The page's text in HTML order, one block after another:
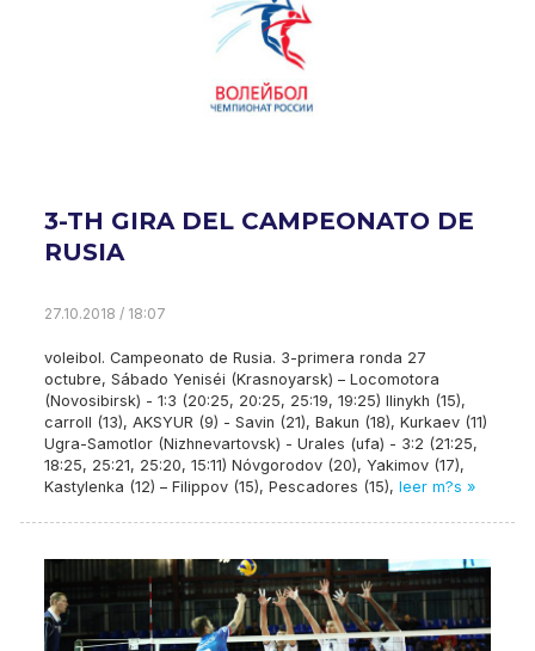
3-TH GIRA DEL CAMPEONATO DE
RUSIA
27.10.2018 / 18:07
voleibol. Campeonato de Rusia. 3-primera ronda 27
octubre, Sábado Yeniséi (Krasnoyarsk) – Locomotora
(Novosibirsk) - 1:3 (20:25, 20:25, 25:19, 19:25) Ilinykh (15),
carroll (13), AKSYUR (9) - Savin (21), Bakun (18), Kurkaev (11)
Ugra-Samotlor (Nizhnevartovsk) - Urales (ufa) - 3:2 (21:25,
18:25, 25:21, 25:20, 15:11) Nóvgorodov (20), Yakimov (17),
Kastylenka (12) – Filippov (15), Pescadores (15), leer m?s »